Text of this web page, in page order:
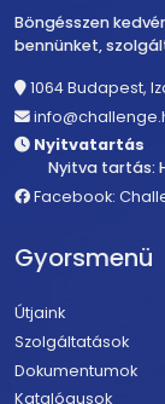
Böngésszen
bennünket,
1064 Budapest,
Nyitvatartás
Nyitva tartás:
Facebook:
Gyorsmenü
Útjaink
Szolgáltatások
Dokumentumok
Katalógusok